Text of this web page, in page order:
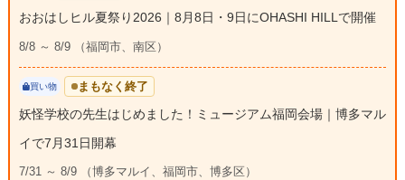
おおはしヒル夏祭り2026｜8月8日・9日にOHASHI HILLで開催
8/8 ～ 8/9 （福岡市、南区）
買い物 まもなく終了
妖怪学校の先生はじめました！ミュージアム福岡会場｜博多マル
イで7月31日開幕
7/31 ～ 8/9 （博多マルイ、福岡市、博多区）